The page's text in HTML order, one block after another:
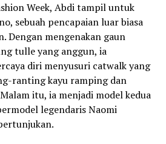
Week, Abdi tampil untuk
sebuah pencapaian luar biasa
Dengan mengenakan gaun
tulle yang anggun, ia
diri menyusuri catwalk yang
ranting kayu ramping dan
itu, ia menjadi model kedua
legendaris Naomi